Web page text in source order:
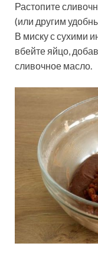
Растопите
(или другим
В миску с сухими
вбейте яйцо,
сливочное масло.